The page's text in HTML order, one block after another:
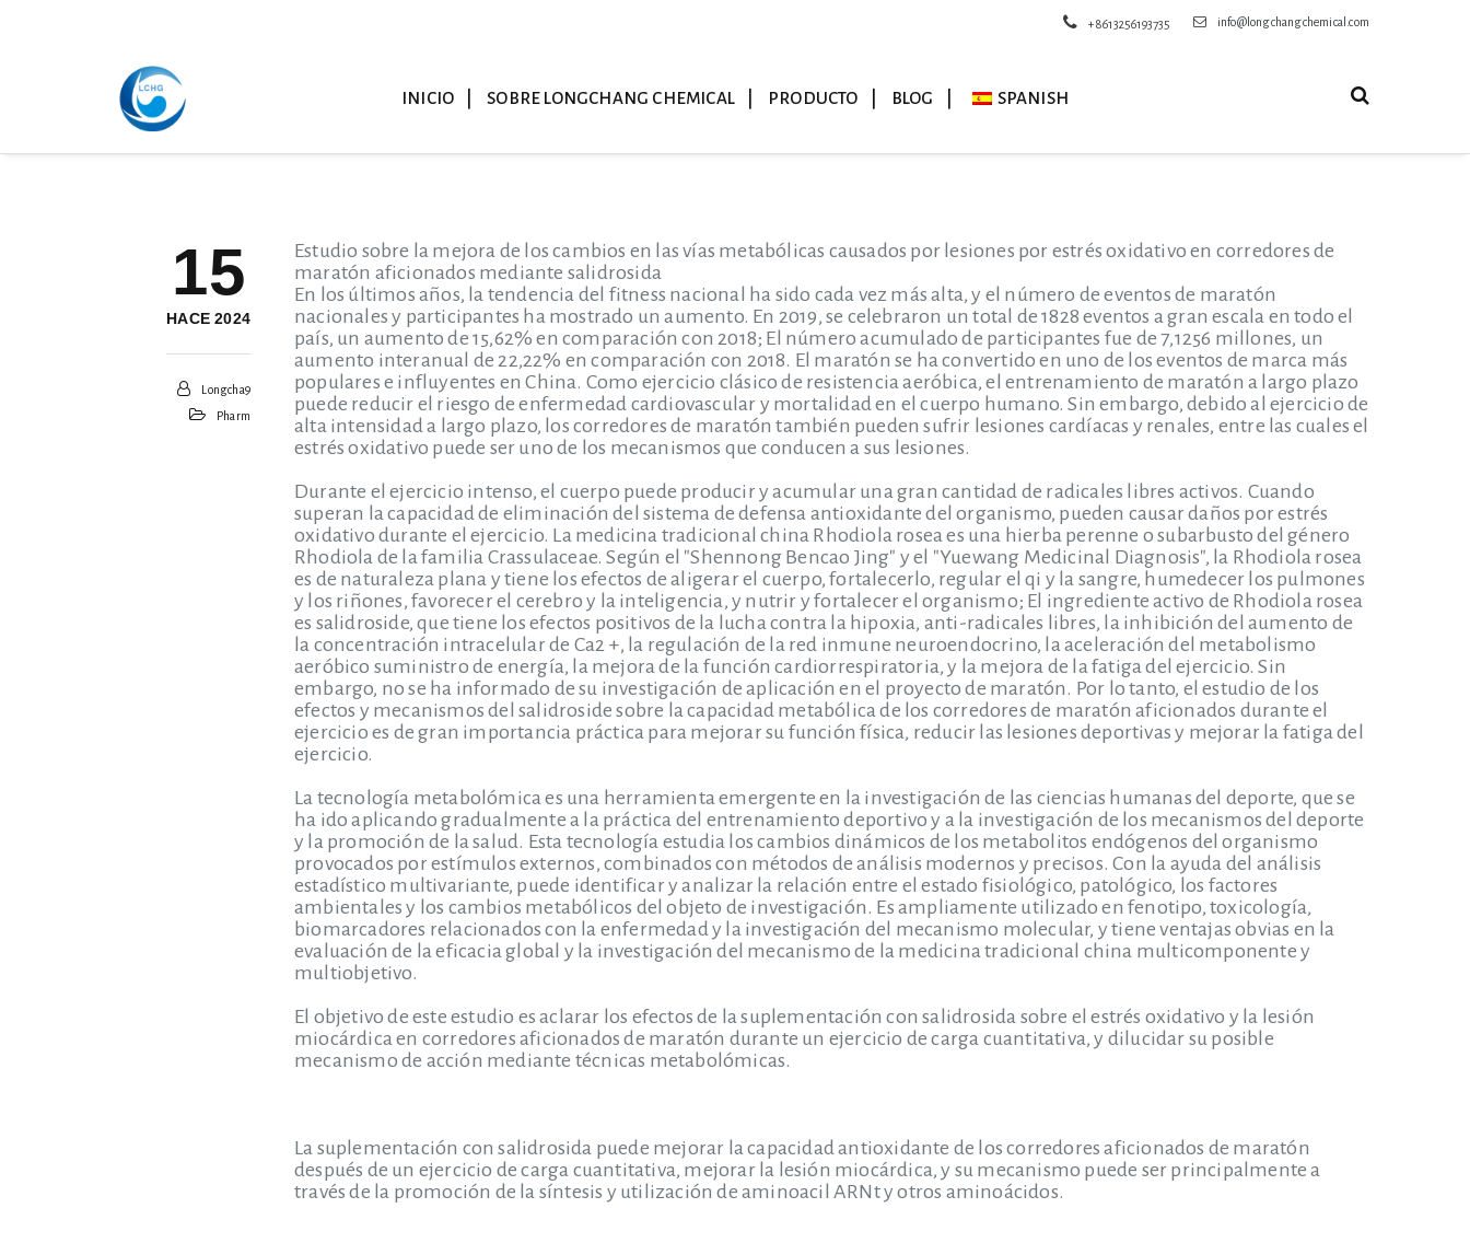
info@longchangchemical.com
+8613256193735
INICIO SOBRE LONGCHANG CHEMICAL PRODUCTO BLOG SPANISH
15
HACE 2024
Longcha9
Pharm
Estudio sobre la mejora de los cambios en las vías metabólicas causados por lesiones por estrés oxidativo en corredores de
maratón aficionados mediante salidrosida
En los últimos años, la tendencia del fitness nacional ha sido cada vez más alta, y el número de eventos de maratón
nacionales y participantes ha mostrado un aumento. En 2019, se celebraron un total de 1828 eventos a gran escala en todo el
país, un aumento de 15,62% en comparación con 2018; El número acumulado de participantes fue de 7,1256 millones, un
aumento interanual de 22,22% en comparación con 2018. El maratón se ha convertido en uno de los eventos de marca más
populares e influyentes en China. Como ejercicio clásico de resistencia aeróbica, el entrenamiento de maratón a largo plazo
puede reducir el riesgo de enfermedad cardiovascular y mortalidad en el cuerpo humano. Sin embargo, debido al ejercicio de
alta intensidad a largo plazo, los corredores de maratón también pueden sufrir lesiones cardíacas y renales, entre las cuales el
estrés oxidativo puede ser uno de los mecanismos que conducen a sus lesiones.
Durante el ejercicio intenso, el cuerpo puede producir y acumular una gran cantidad de radicales libres activos. Cuando
superan la capacidad de eliminación del sistema de defensa antioxidante del organismo, pueden causar daños por estrés
oxidativo durante el ejercicio. La medicina tradicional china Rhodiola rosea es una hierba perenne o subarbusto del género
Rhodiola de la familia Crassulaceae. Según el "Shennong Bencao Jing" y el "Yuewang Medicinal Diagnosis", la Rhodiola rosea
es de naturaleza plana y tiene los efectos de aligerar el cuerpo, fortalecerlo, regular el qi y la sangre, humedecer los pulmones
y los riñones, favorecer el cerebro y la inteligencia, y nutrir y fortalecer el organismo; El ingrediente activo de Rhodiola rosea
es salidroside, que tiene los efectos positivos de la lucha contra la hipoxia, anti-radicales libres, la inhibición del aumento de
la concentración intracelular de Ca2 +, la regulación de la red inmune neuroendocrino, la aceleración del metabolismo
aeróbico suministro de energía, la mejora de la función cardiorrespiratoria, y la mejora de la fatiga del ejercicio. Sin
embargo, no se ha informado de su investigación de aplicación en el proyecto de maratón. Por lo tanto, el estudio de los
efectos y mecanismos del salidroside sobre la capacidad metabólica de los corredores de maratón aficionados durante el
ejercicio es de gran importancia práctica para mejorar su función física, reducir las lesiones deportivas y mejorar la fatiga del
ejercicio.
La tecnología metabolómica es una herramienta emergente en la investigación de las ciencias humanas del deporte, que se
ha ido aplicando gradualmente a la práctica del entrenamiento deportivo y a la investigación de los mecanismos del deporte
y la promoción de la salud. Esta tecnología estudia los cambios dinámicos de los metabolitos endógenos del organismo
provocados por estímulos externos, combinados con métodos de análisis modernos y precisos. Con la ayuda del análisis
estadístico multivariante, puede identificar y analizar la relación entre el estado fisiológico, patológico, los factores
ambientales y los cambios metabólicos del objeto de investigación. Es ampliamente utilizado en fenotipo, toxicología,
biomarcadores relacionados con la enfermedad y la investigación del mecanismo molecular, y tiene ventajas obvias en la
evaluación de la eficacia global y la investigación del mecanismo de la medicina tradicional china multicomponente y
multiobjetivo.
El objetivo de este estudio es aclarar los efectos de la suplementación con salidrosida sobre el estrés oxidativo y la lesión
miocárdica en corredores aficionados de maratón durante un ejercicio de carga cuantitativa, y dilucidar su posible
mecanismo de acción mediante técnicas metabolómicas.
La suplementación con salidrosida puede mejorar la capacidad antioxidante de los corredores aficionados de maratón
después de un ejercicio de carga cuantitativa, mejorar la lesión miocárdica, y su mecanismo puede ser principalmente a
través de la promoción de la síntesis y utilización de aminoacil ARNt y otros aminoácidos.